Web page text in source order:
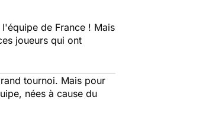
de France ! Mais
joueurs qui ont
tournoi. Mais pour
nées à cause du